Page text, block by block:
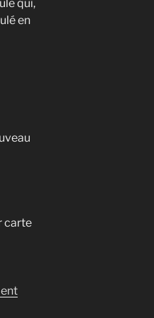
qui,
en
carte